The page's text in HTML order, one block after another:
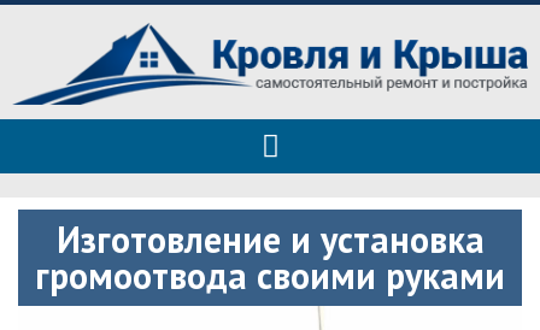
Roof tops — только полезные
советы
Полезные советы при строительстве дома и ремонте
Изготовление и установка
громоотвода своими руками